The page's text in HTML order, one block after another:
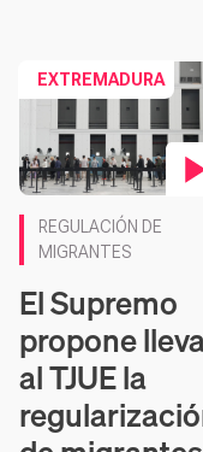
EXTREMADURA
REGULACIÓN DE
MIGRANTES
El Supremo
propone
al TJUE la